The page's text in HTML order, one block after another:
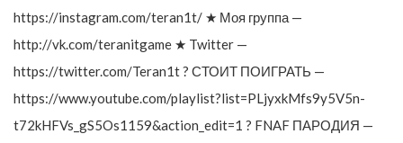
https://instagram.com/teran1t/ ★ Моя группа —
http://vk.com/teranitgame ★ Twitter —
https://twitter.com/Teran1t ? СТОИТ ПОИГРАТЬ —
https://www.youtube.com/playlist?list=PLjyxkMfs9y5V5n-
t72kHFVs_gS5Os1159&action_edit=1 ? FNAF ПАРОДИЯ —